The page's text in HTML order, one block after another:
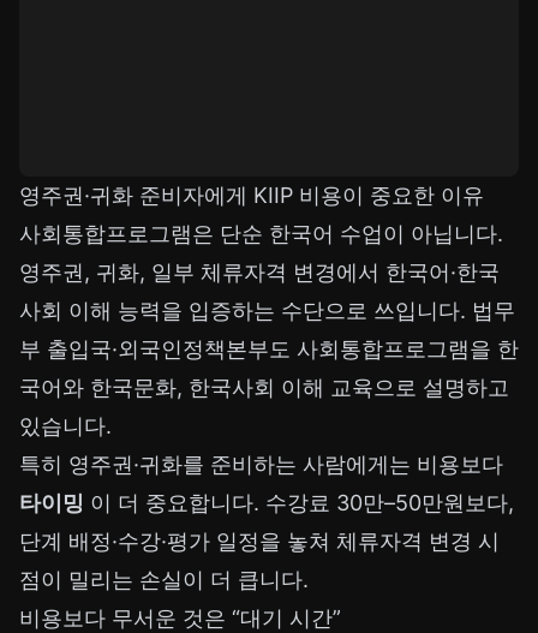
영주권·귀화 준비자에게 KIIP 비용이 중요한 이유
사회통합프로그램은 단순 한국어 수업이 아닙니다.
영주권, 귀화, 일부 체류자격 변경에서 한국어·한국
사회 이해 능력을 입증하는 수단으로 쓰입니다. 법무
부 출입국·외국인정책본부도 사회통합프로그램을 한
국어와 한국문화, 한국사회 이해 교육으로 설명하고
있습니다.
특히 영주권·귀화를 준비하는 사람에게는 비용보다
타이밍 이 더 중요합니다. 수강료 30만–50만원보다,
단계 배정·수강·평가 일정을 놓쳐 체류자격 변경 시
점이 밀리는 손실이 더 큽니다.
비용보다 무서운 것은 “대기 시간”